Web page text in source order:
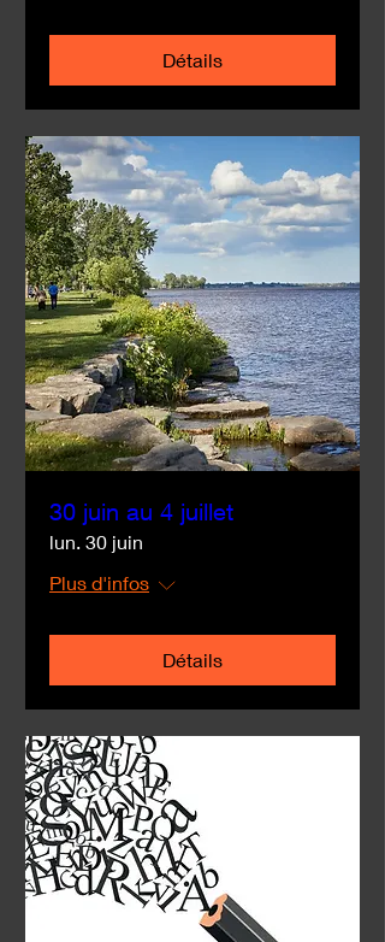
Détails
30 juin au 4 juillet
lun. 30 juin
Plus d'infos
Détails